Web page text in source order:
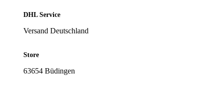
DHL Service
Versand Deutschland
Store
63654 Büdingen